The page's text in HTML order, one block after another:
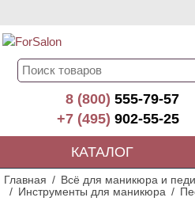
8 (800)555-79-57
+7 (495)902-55-25
КАТАЛОГ
Главная
Всё для маникюра и
Инструменты для маникюра